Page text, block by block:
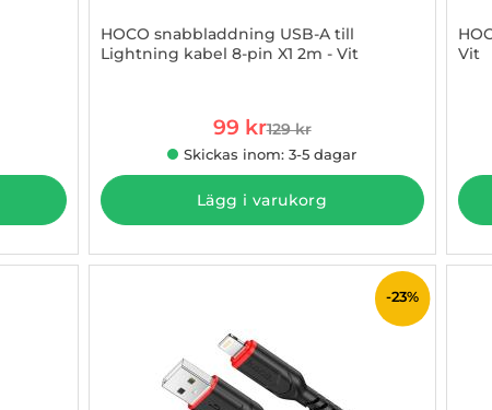
HOCO snabbladdning USB-A till
Lightning kabel 8-pin X1 2m - Vit
rea pris
99 krtidigare pris
129 kr
Skickas inom: 3-5 dagar
Lägg i varukorg
Vit
-23%